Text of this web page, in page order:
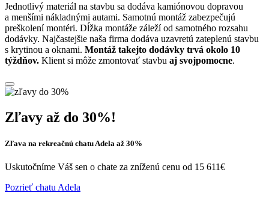
Jednotlivý materiál na stavbu sa dodáva kamiónovou dopravou
a menšími nákladnými autami. Samotnú montáž zabezpečujú
preškolení montéri. Dĺžka montáže záleží od samotného rozsahu
dodávky. Najčastejšie naša firma dodáva uzavretú zateplenú stavbu
s krytinou a oknami. Montáž takejto dodávky trvá okolo 10
týždňov. Klient si môže zmontovať stavbu aj svojpomocne.
Zľavy až do 30%!
Zľava na rekreačnú chatu Adela až 30%
Uskutočníme Váš sen o chate za zníženú cenu od 15 611€
Pozrieť chatu Adela